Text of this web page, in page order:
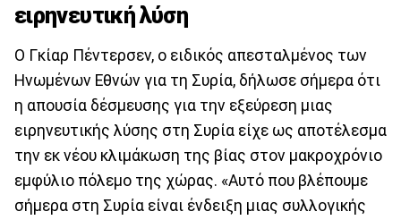
ειρηνευτική λύση
Ο Γκίαρ Πέντερσεν, ο ειδικός απεσταλμένος των
Ηνωμένων Εθνών για τη Συρία, δήλωσε σήμερα ότι
η απουσία δέσμευσης για την εξεύρεση μιας
ειρηνευτικής λύσης στη Συρία είχε ως αποτέλεσμα
την εκ νέου κλιμάκωση της βίας στον μακροχρόνιο
εμφύλιο πόλεμο της χώρας. «Αυτό που βλέπουμε
σήμερα στη Συρία είναι ένδειξη μιας συλλογικής